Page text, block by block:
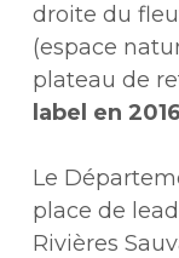
droite du
(espace
plateau de
label en 2016
Le
place de
Rivières